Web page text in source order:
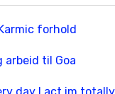
Karmic forhold
arbeid til Goa